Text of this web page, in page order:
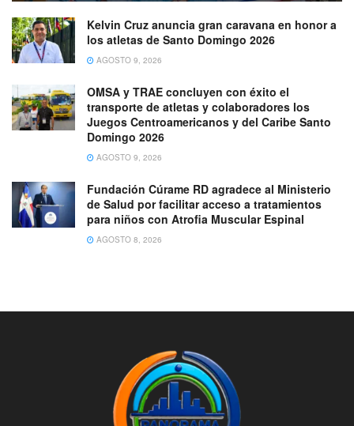
Kelvin Cruz anuncia gran caravana en honor a
los atletas de Santo Domingo 2026
AGOSTO 9, 2026
OMSA y TRAE concluyen con éxito el
transporte de atletas y colaboradores los
Juegos Centroamericanos y del Caribe Santo
Domingo 2026
AGOSTO 9, 2026
Fundación Cúrame RD agradece al Ministerio
de Salud por facilitar acceso a tratamientos
para niños con Atrofia Muscular Espinal
AGOSTO 8, 2026